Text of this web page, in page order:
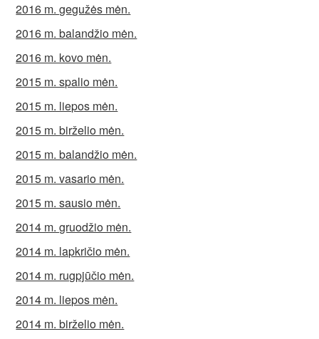
2016 m. gegužės mėn.
2016 m. balandžio mėn.
2016 m. kovo mėn.
2015 m. spalio mėn.
2015 m. liepos mėn.
2015 m. birželio mėn.
2015 m. balandžio mėn.
2015 m. vasario mėn.
2015 m. sausio mėn.
2014 m. gruodžio mėn.
2014 m. lapkričio mėn.
2014 m. rugpjūčio mėn.
2014 m. liepos mėn.
2014 m. birželio mėn.